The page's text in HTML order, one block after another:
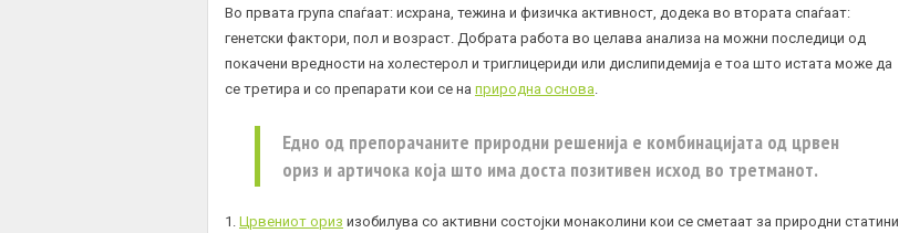
Во првата група спаѓаат: исхрана, тежина и физичка активност, додека во втората спаѓаат:
генетски фактори, пол и возраст. Добрата работа во целава анализа на можни последици од
покачени вредности на холестерол и триглицериди или дислипидемија е тоа што истата може да
се третира и со препарати кои се на природна основа.
Едно од препорачаните природни решенија е комбинацијата од црвен
ориз и артичока која што има доста позитивен исход во третманот.
1. Црвениот ориз изобилува со активни состојки монаколини кои се сметаат за природни статини